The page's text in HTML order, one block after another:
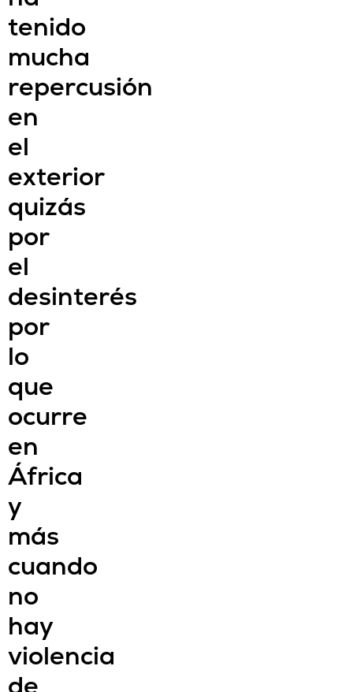
tenido
mucha
repercusión
en
el
exterior
quizás
por
el
desinterés
por
lo
que
ocurre
en
África
y
más
cuando
no
hay
violencia